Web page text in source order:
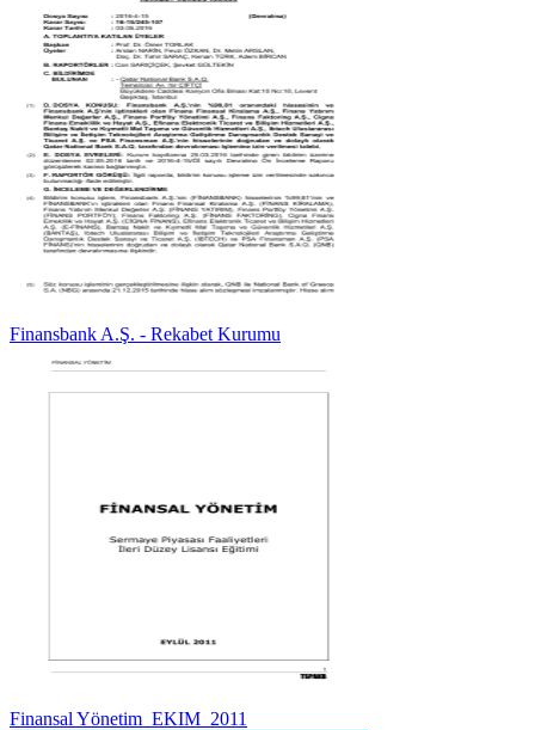
Finansbank A.Ş. - Rekabet Kurumu
Finansal Yönetim_EKIM_2011